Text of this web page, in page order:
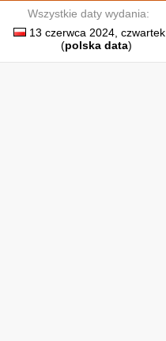
Wszystkie daty wydania:
13 czerwca 2024, czwartek
(polska data)